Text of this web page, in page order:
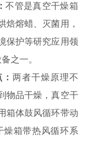
不管是真空干燥箱
焙熔蜡、灭菌用，
保护等研究应用领
之一。
两者干燥原理不
物品干燥，真空干
箱体鼓风循环带动
燥箱带热风循环系